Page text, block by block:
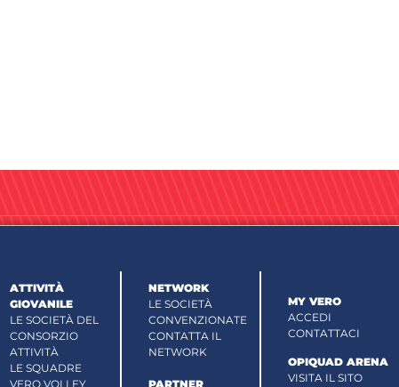
ATTIVITÀ
GIOVANILE
LE SOCIETÀ DEL
CONSORZIO
ATTIVITÀ
LE SQUADRE
VERO VOLLEY
NETWORK
LE SOCIETÀ
CONVENZIONATE
CONTATTA IL
NETWORK
PARTNER
MY VERO
ACCEDI
CONTATTACI
OPIQUAD ARENA
VISITA IL SITO